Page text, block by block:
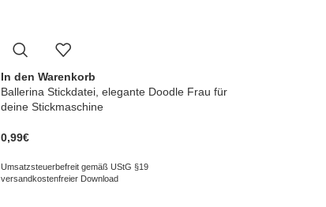
In den Warenkorb
Ballerina Stickdatei, elegante Doodle Frau für
deine Stickmaschine
0,99€
Umsatzsteuerbefreit gemäß UStG §19
versandkostenfreier Download